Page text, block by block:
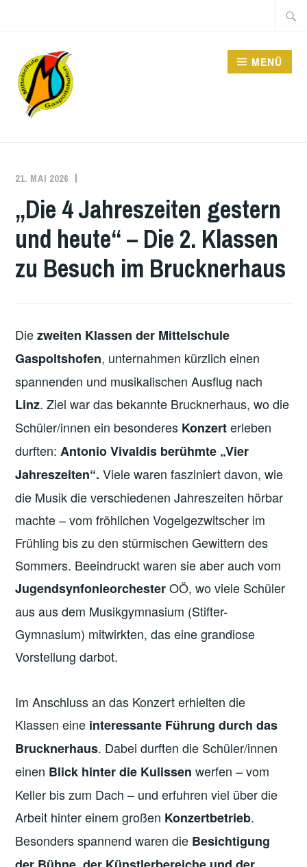
Suche
MENÜ
21. MAI 2026
„Die 4 Jahreszeiten gestern
und heute“ – Die 2. Klassen
zu Besuch im Brucknerhaus
Diezweiten Klassen der Mittelschule
Gaspoltshofen, unternahmen kürzlich einen
spannenden und musikalischen Ausflug nach
Linz. Ziel war das bekannte Brucknerhaus, wo die
Schüler/innen ein besonderes Konzerterleben
durften:Antonio Vivaldis berühmte „Vier
Jahreszeiten“.Viele waren fasziniert davon, wie
die Musik die verschiedenen Jahreszeiten hörbar
machte – vom fröhlichen Vogelgezwitscher im
Frühling bis zu den stürmischen Gewittern des
Sommers. Beeindruckt waren sie aber auch vom
JugendsynfonieorchesterOÖ, wo viele Schüler
aus aus dem Musikgymnasium (Stifter-
Gymnasium) mitwirkten, das eine grandiose
Vorstellung darbot.
Im Anschluss an das Konzert erhielten die
Klassen eine interessante Führung durch das
Brucknerhaus. Dabei durften die Schüler/innen
einen Blick hinter die Kulissen werfen – vom
Keller bis zum Dach – und erfuhren viel über die
Arbeit hinter einem großen Konzertbetrieb.
Besonders spannend waren die Besichtigung